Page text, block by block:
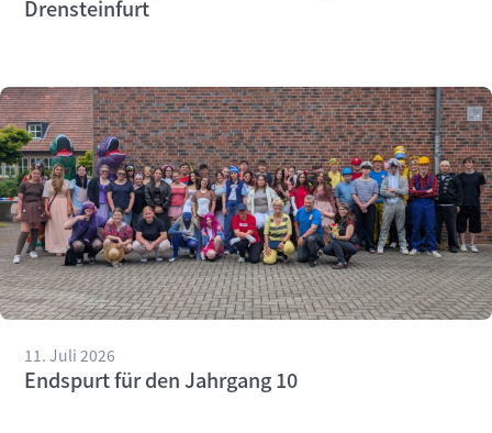
Drensteinfurt
11. Juli 2026
Endspurt für den Jahrgang 10